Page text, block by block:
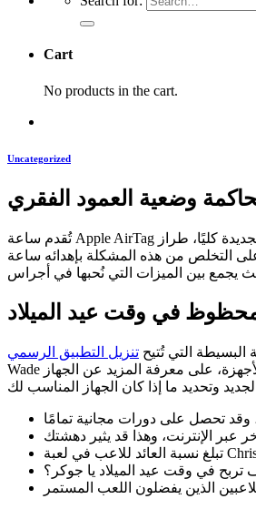
Cart
No products in the cart.
Uncategorized
وضعية العمود الفقري
تُقدم ساعة Apple AirTag الجديدة كليًا، طراز AirTag SE 3، العديد من الميزات الإضافية التي تُعيد تعريف مفهوم ساعة Apple الذكية الرائدة. تتميز بشاشة عالية الدقة، وألوان جديدة جذابة، وتصميم بسيط وأنيق.
في وقت عيد الميلاد
البسيطة التي تُتيح
Wade وكأنها هدية رائعة مُغلّفة بشكل جذاب موضوعة تحت شجرة عيد الميلاد. هل وجدت ملخص المنتج هذا مفيدًا؟ تُساعدك توصيات العملاء، بالإضافة إلى تقييمات خبراء الأجهزة، على معرفة المزيد عن الجهاز